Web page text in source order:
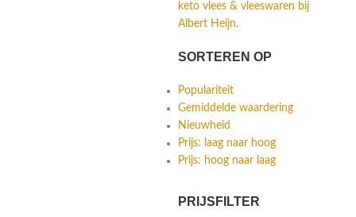
keto vlees & vleeswaren bij
Albert Heijn.
SORTEREN OP
Populariteit
Gemiddelde waardering
Nieuwheid
Prijs: laag naar hoog
Prijs: hoog naar laag
PRIJSFILTER